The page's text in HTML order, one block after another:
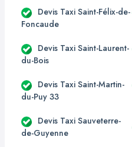
Devis Taxi Saint-Félix-de-
Foncaude
Devis Taxi Saint-Laurent-
du-Bois
Devis Taxi Saint-Martin-
du-Puy 33
Devis Taxi Sauveterre-
de-Guyenne